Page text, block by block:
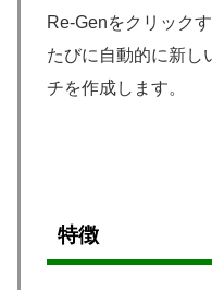
Re-Genをクリック
たびに自動的に新し
チを作成します。
特徴